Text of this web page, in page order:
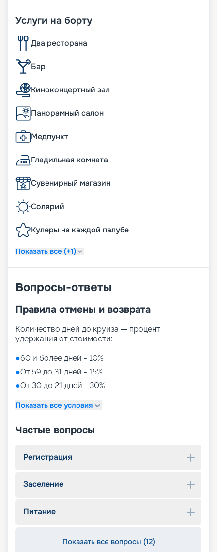
Услуги на борту
Два ресторана
Бар
Киноконцертный зал
Панорамный салон
Медпункт
Гладильная комната
Сувенирный магазин
Солярий
Кулеры на каждой палубе
Показать все (+1)
Вопросы-ответы
Правила отмены и возврата
Количество дней до круиза — процент
удержания от стоимости:
●60 и более дней - 10%
●От 59 до 31 дней - 15%
●От 30 до 21 дней - 30%
Показать все условия
Частые вопросы
Регистрация
Заселение
Питание
Показать все вопросы (12)